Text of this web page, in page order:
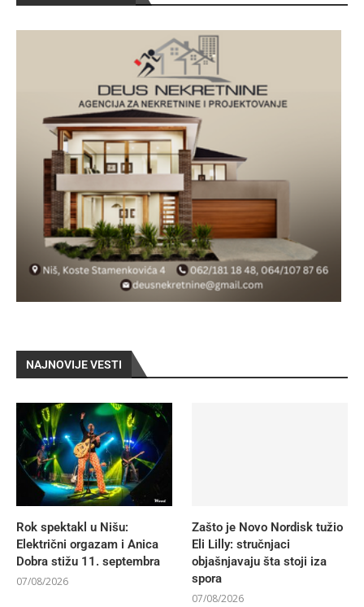
NAJNOVIJE VESTI
Rok spektakl u Nišu:
Električni orgazam i Anica
Dobra stižu 11. septembra
07/08/2026
Zašto je Novo Nordisk tužio
Eli Lilly: stručnjaci
objašnjavaju šta stoji iza
spora
07/08/2026